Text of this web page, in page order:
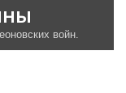
войн.